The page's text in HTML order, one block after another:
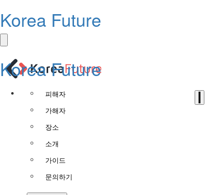
Korea Future
Korea Future
피해자
가해자
장소
소개
가이드
문의하기